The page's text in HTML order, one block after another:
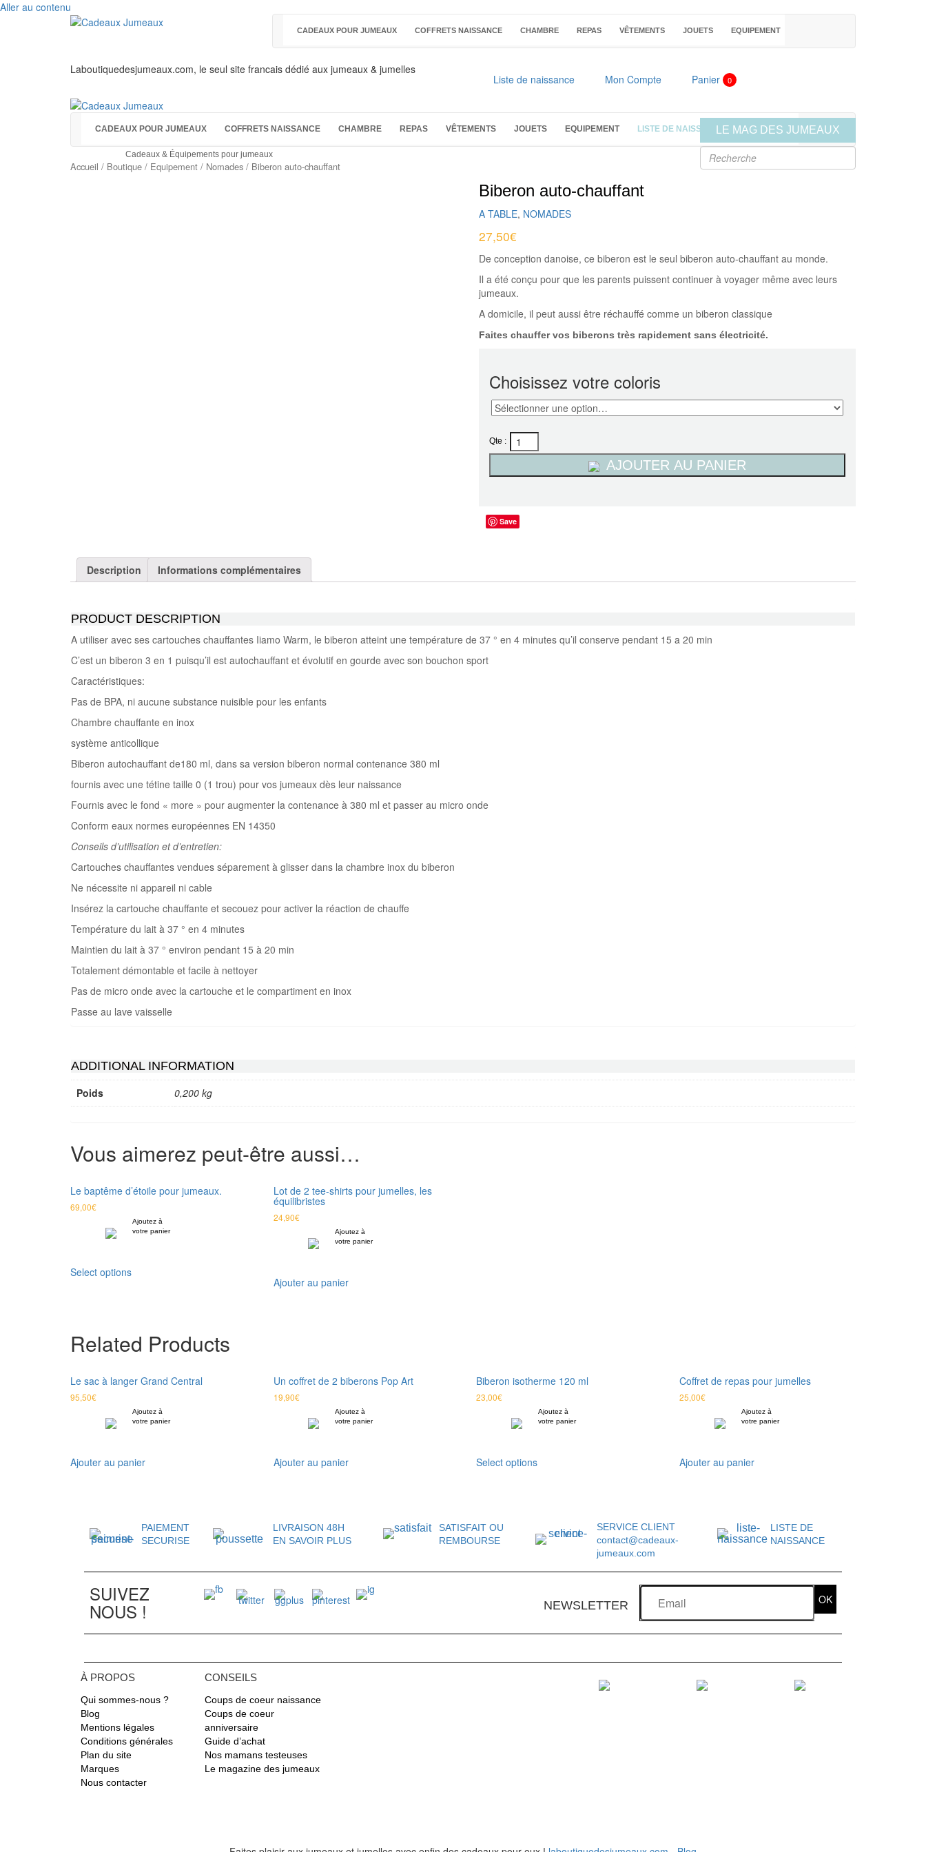
Aller au contenu
CADEAUX POUR JUMEAUX COFFRETS NAISSANCE CHAMBRE REPAS VÊTEMENTS JOUETS EQUIPEMENT
Laboutiquedesjumeaux.com, le seul site francais dédié aux jumeaux & jumelles
Liste de naissance Mon Compte Panier 0
Cadeaux & Équipements pour jumeaux
LE MAG DES JUMEAUX
CADEAUX POUR JUMEAUX COFFRETS NAISSANCE CHAMBRE REPAS VÊTEMENTS JOUETS EQUIPEMENT LISTE DE NAISSANCE LE MAG
Accueil / Boutique / Equipement / Nomades / Biberon auto-chauffant
Biberon auto-chauffant
A TABLE, NOMADES
27,50€
De conception danoise, ce biberon est le seul biberon auto-chauffant au monde.
Il a été conçu pour que les parents puissent continuer à voyager même avec leurs
jumeaux.
A domicile, il peut aussi être réchauffé comme un biberon classique
Faites chauffer vos biberons très rapidement sans électricité.
Choisissez votre coloris
Qte :
AJOUTER AU PANIER
Save
Description Informations complémentaires
PRODUCT DESCRIPTION
A utiliser avec ses cartouches chauffantes Iiamo Warm, le biberon atteint une température de 37 ° en 4 minutes qu’il conserve pendant 15 a 20 min
C’est un biberon 3 en 1 puisqu’il est autochauffant et évolutif en gourde avec son bouchon sport
Caractéristiques:
Pas de BPA, ni aucune substance nuisible pour les enfants
Chambre chauffante en inox
système anticollique
Biberon autochauffant de180 ml, dans sa version biberon normal contenance 380 ml
fournis avec une tétine taille 0 (1 trou) pour vos jumeaux dès leur naissance
Fournis avec le fond « more » pour augmenter la contenance à 380 ml et passer au micro onde
Conform eaux normes européennes EN 14350
Conseils d’utilisation et d’entretien:
Cartouches chauffantes vendues séparement à glisser dans la chambre inox du biberon
Ne nécessite ni appareil ni cable
Insérez la cartouche chauffante et secouez pour activer la réaction de chauffe
Température du lait à 37 ° en 4 minutes
Maintien du lait à 37 ° environ pendant 15 à 20 min
Totalement démontable et facile à nettoyer
Pas de micro onde avec la cartouche et le compartiment en inox
Passe au lave vaisselle
ADDITIONAL INFORMATION
Poids
0,200 kg
Vous aimerez peut-être aussi…
Le baptême d’étoile pour jumeaux.
69,00€
Ajoutez à
votre panier
Select options
Lot de 2 tee-shirts pour jumelles, les
équilibristes
24,90€
Ajoutez à
votre panier
Ajouter au panier
Related Products
Le sac à langer Grand Central
95,50€
Ajoutez à
votre panier
Ajouter au panier
Un coffret de 2 biberons Pop Art
19,90€
Ajoutez à
votre panier
Ajouter au panier
Biberon isotherme 120 ml
23,00€
Ajoutez à
votre panier
Select options
Coffret de repas pour jumelles
25,00€
Ajoutez à
votre panier
Ajouter au panier
PAIEMENT
SECURISE
LIVRAISON 48H
EN SAVOIR PLUS
SATISFAIT OU
REMBOURSE
SERVICE CLIENT
contact@cadeaux-
jumeaux.com
LISTE DE
NAISSANCE
SUIVEZ
NOUS ! NEWSLETTER OK
À PROPOS
Qui sommes-nous ?
Blog
Mentions légales
Conditions générales
Plan du site
Marques
Nous contacter
CONSEILS
Coups de coeur naissance
Coups de coeur
anniversaire
Guide d’achat
Nos mamans testeuses
Le magazine des jumeaux